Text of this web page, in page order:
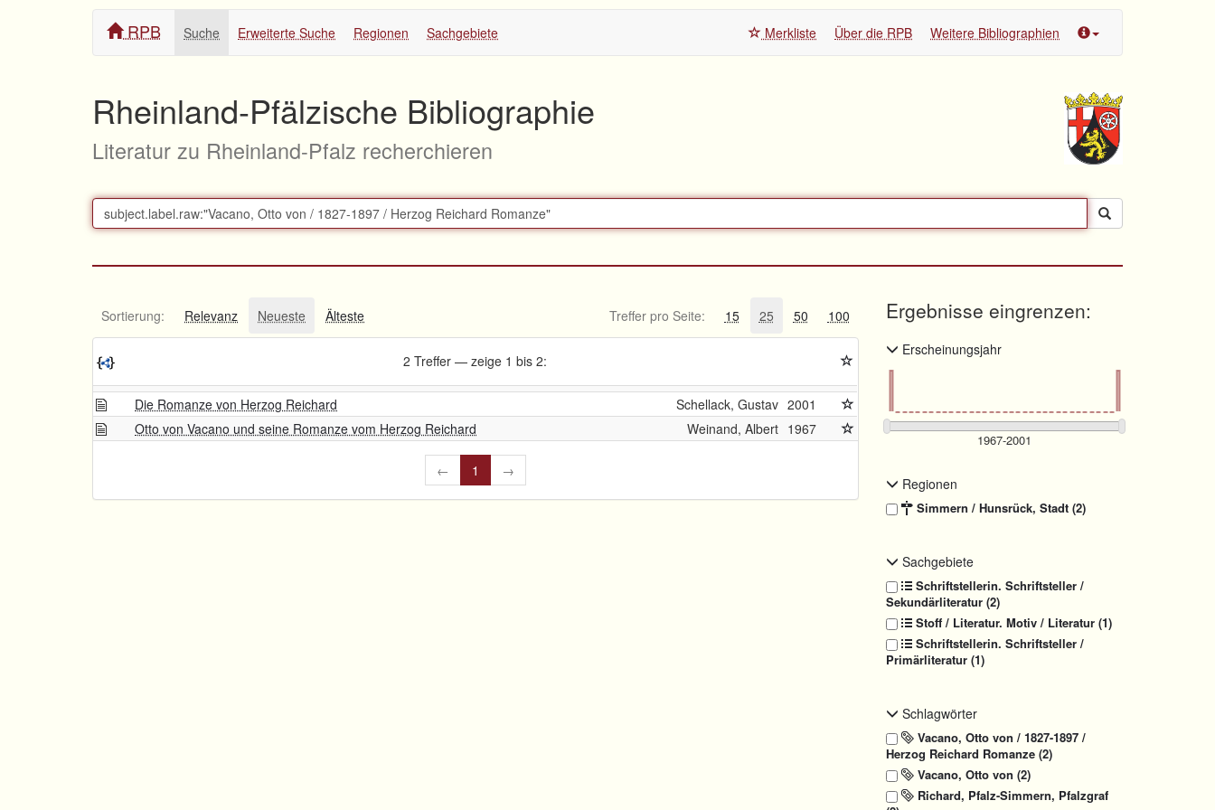
RPB Suche Erweiterte Suche Regionen Sachgebiete Merkliste Über die RPB Weitere Bibliographien
Rheinland-Pfälzische Bibliographie
Literatur zu Rheinland-Pfalz recherchieren
Sortierung: Relevanz Neueste Älteste Treffer pro Seite: 15 25 50 100
2 Treffer — zeige 1 bis 2:
Die Romanze von Herzog Reichard Schellack, Gustav 2001
Otto von Vacano und seine Romanze vom Herzog Reichard
Weinand, Albert 1967
← 1 →
Ergebnisse eingrenzen:
Erscheinungsjahr
Regionen
Simmern / Hunsrück, Stadt (2)
Sachgebiete
Schriftstellerin. Schriftsteller /
Sekundärliteratur (2)
Stoff / Literatur. Motiv / Literatur (1)
Schriftstellerin. Schriftsteller /
Primärliteratur (1)
Schlagwörter
Vacano, Otto von / 1827-1897 /
Herzog Reichard Romanze (2)
Vacano, Otto von (2)
Richard, Pfalz-Simmern, Pfalzgraf